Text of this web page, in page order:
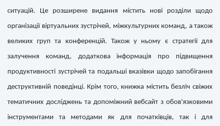
ситуацій. Це розширене видання містить нові розділи щодо
організації віртуальних зустрічей, міжкультурних команд, а також
великих груп та конференцій. Також у ньому є стратегії для
залучення команд, додаткова інформація про підвищення
продуктивності зустрічей та подальші вказівки щодо запобігання
деструктивній поведінці. Крім того, книжка містить безліч свіжих
тематичних досліджень та допоміжний вебсайт з обов'язковими
інструментами та методами як для початківців, так і для